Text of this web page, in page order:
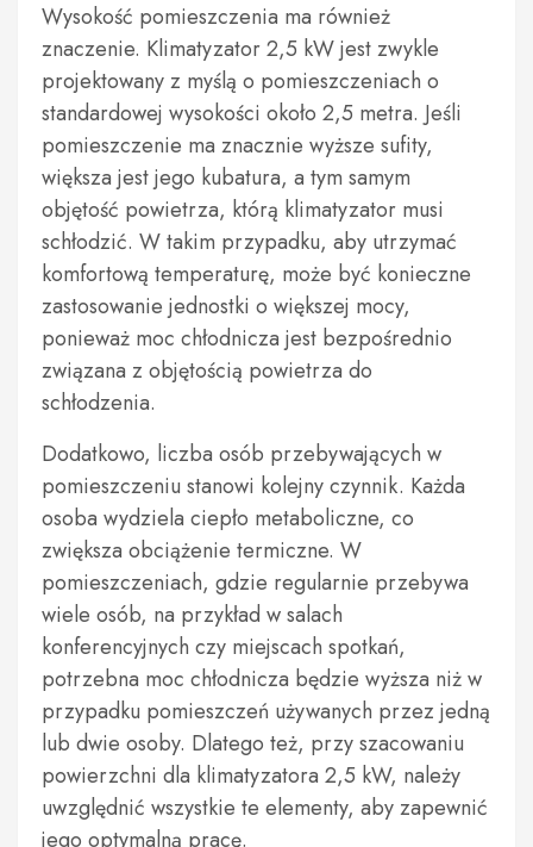
Wysokość pomieszczenia ma również
znaczenie. Klimatyzator 2,5 kW jest zwykle
projektowany z myślą o pomieszczeniach o
standardowej wysokości około 2,5 metra. Jeśli
pomieszczenie ma znacznie wyższe sufity,
większa jest jego kubatura, a tym samym
objętość powietrza, którą klimatyzator musi
schłodzić. W takim przypadku, aby utrzymać
komfortową temperaturę, może być konieczne
zastosowanie jednostki o większej mocy,
ponieważ moc chłodnicza jest bezpośrednio
związana z objętością powietrza do
schłodzenia.
Dodatkowo, liczba osób przebywających w
pomieszczeniu stanowi kolejny czynnik. Każda
osoba wydziela ciepło metaboliczne, co
zwiększa obciążenie termiczne. W
pomieszczeniach, gdzie regularnie przebywa
wiele osób, na przykład w salach
konferencyjnych czy miejscach spotkań,
potrzebna moc chłodnicza będzie wyższa niż w
przypadku pomieszczeń używanych przez jedną
lub dwie osoby. Dlatego też, przy szacowaniu
powierzchni dla klimatyzatora 2,5 kW, należy
uwzględnić wszystkie te elementy, aby zapewnić
jego optymalną pracę.